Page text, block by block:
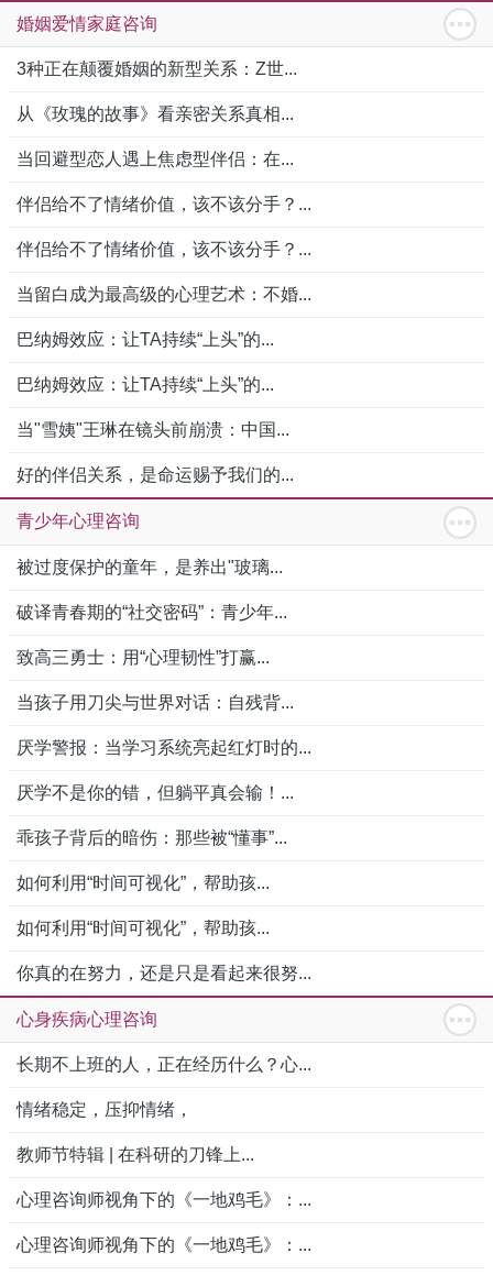
婚姻爱情家庭咨询
3种正在颠覆婚姻的新型关系：Z世...
从《玫瑰的故事》看亲密关系真相...
当回避型恋人遇上焦虑型伴侣：在...
伴侣给不了情绪价值，该不该分手？...
伴侣给不了情绪价值，该不该分手？...
当留白成为最高级的心理艺术：不婚...
巴纳姆效应：让TA持续“上头”的...
巴纳姆效应：让TA持续“上头”的...
当"雪姨"王琳在镜头前崩溃：中国...
好的伴侣关系，是命运赐予我们的...
青少年心理咨询
被过度保护的童年，是养出"玻璃...
破译青春期的“社交密码”：青少年...
致高三勇士：用“心理韧性”打赢...
当孩子用刀尖与世界对话：自残背...
厌学警报：当学习系统亮起红灯时的...
厌学不是你的错，但躺平真会输！...
乖孩子背后的暗伤：那些被“懂事”...
如何利用“时间可视化”，帮助孩...
如何利用“时间可视化”，帮助孩...
你真的在努力，还是只是看起来很努...
心身疾病心理咨询
长期不上班的人，正在经历什么？心...
情绪稳定，压抑情绪，
教师节特辑 | 在科研的刀锋上...
心理咨询师视角下的《一地鸡毛》：...
心理咨询师视角下的《一地鸡毛》：...